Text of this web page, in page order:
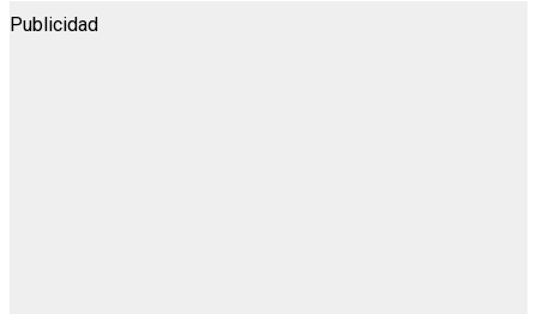
Publicidad